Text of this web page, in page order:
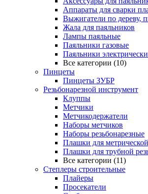
Аппараты для сварки
Выжигатели по дереву,
Жала для паяльников
Лампы паяльные
Паяльники газовые
Паяльники
Все категории (10)
Пинцеты
Пинцеты ЗУБР
Резьбонарезной инструмент
Клуппы
Метчики
Метчикодержатели
Наборы метчиков
Наборы резьбонарезные
Плашки для
Плашки для трубной
Все категории (11)
Степлеры строительные
Плайеры
Просекатели